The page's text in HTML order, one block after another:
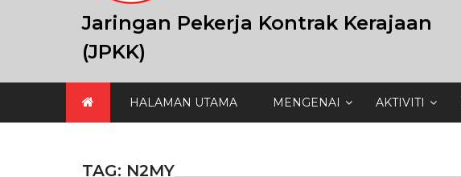
Jaringan Pekerja Kontrak Kerajaan
(JPKK)
HALAMAN UTAMA MENGENAI AKTIVITI
TAG: N2MY